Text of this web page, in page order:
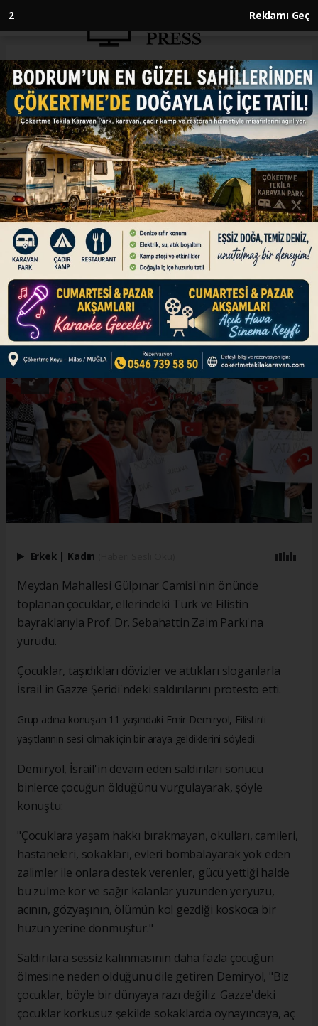
1 Reklamı Geç
Anasayfa İSRAİL-FİLİSTİN
Adana'da çocuklardan
Gazze'deki yaşıtlarına destek
İSRAİL-FİLİSTİN
30.07.2024 - 13:58, Güncelleme: 30.07.2024 - 13:58
Adana'nın merkez Seyhan ilçesinde bir grup
çocuk, İsrail'in saldırılarını sürdürdüğü Gazze
Şeridi'nde hayatını kaybeden yaşıtlarına dikkati
çekmek için yürüyüş düzenledi.
ABONE OL
Erkek | Kadın
Meydan Mahallesi Gülpınar Camisi'nin önünde
toplanan çocuklar, ellerindeki Türk ve Filistin
bayraklarıyla Prof. Dr. Sebahattin Zaim Parkı'na
yürüdü.
Çocuklar, taşıdıkları dövizler ve attıkları sloganlarla
İsrail'in Gazze Şeridi'ndeki saldırılarını protesto etti.
Grup adına konuşan 11 yaşındaki Emir Demiryol, Filistinli
yaşıtlarının sesi olmak için bir araya geldiklerini söyledi.
Demiryol, İsrail'in devam eden saldırıları sonucu
binlerce çocuğun öldüğünü vurgulayarak, şöyle
konuştu:
"Çocuklara yaşam hakkı bırakmayan, okulları, camileri,
hastaneleri, sokakları, evleri bombalayarak yok eden
zalimler ile onlara destek verenler, gücü yettiği halde
bu zulme kör ve sağır kalanlar yüzünden yeryüzü,
acının, gözyaşının, ölümün kol gezdiği koskoca bir
hüzün yerine dönmüştür."
Saldırılara sessiz kalınmasının daha fazla çocuğun
ölmesine neden olduğunu dile getiren Demiryol, "Biz
çocuklar, böyle bir dünyaya razı değiliz. Gazze'deki
çocuklar korkusuz şekilde sokaklarda oynayıncaya, aç